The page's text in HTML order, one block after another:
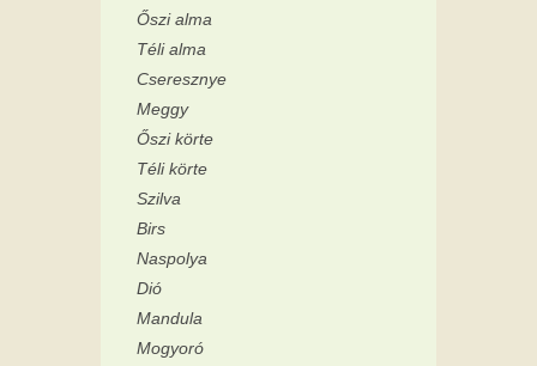
Őszi alma
Téli alma
Cseresznye
Meggy
Őszi körte
Téli körte
Szilva
Birs
Naspolya
Dió
Mandula
Mogyoró